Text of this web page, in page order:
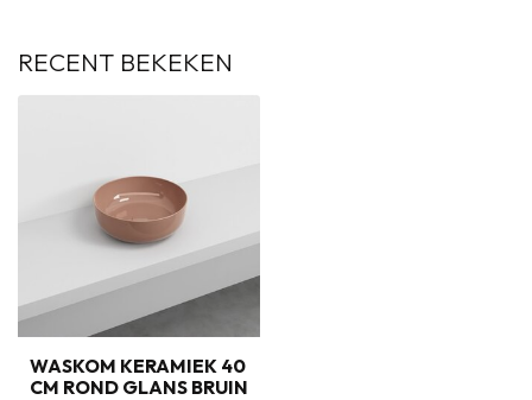
RECENT BEKEKEN
WASKOM KERAMIEK 40
CM ROND GLANS BRUIN